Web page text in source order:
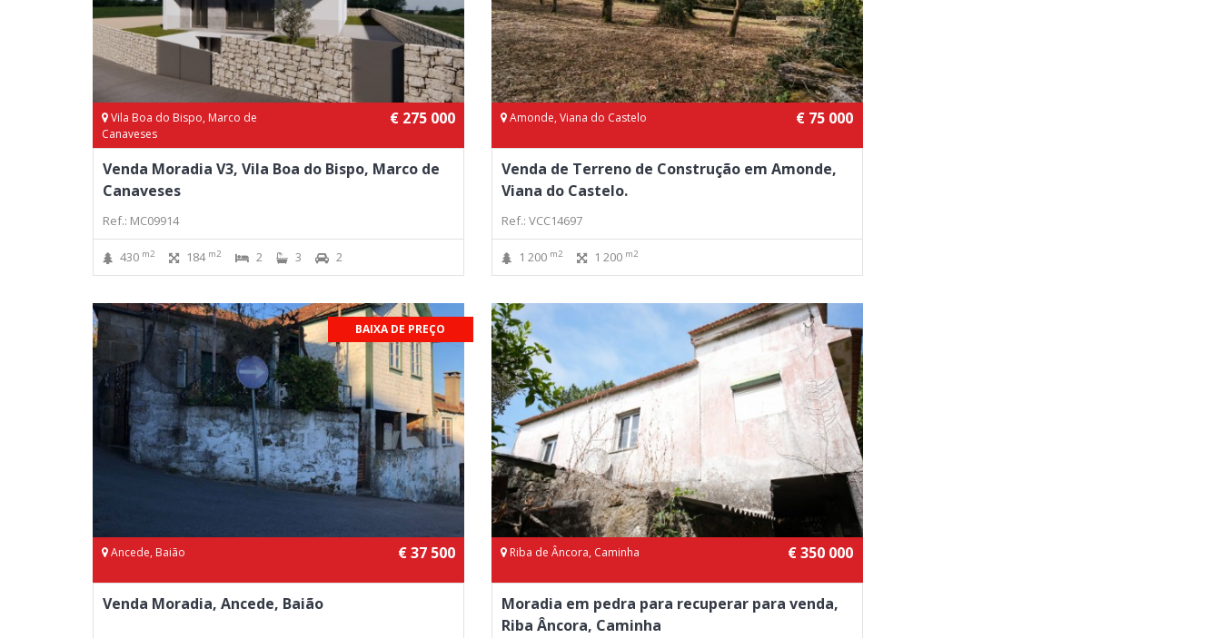
Vila Boa do Bispo, Marco de
Canaveses
€ 275 000
Venda Moradia V3, Vila Boa do Bispo, Marco de
Canaveses
Ref.: MC09914
430 m2 184 m2 2 3 2
Amonde, Viana do Castelo € 75 000
Venda de Terreno de Construção em Amonde,
Viana do Castelo.
Ref.: VCC14697
1 200 m2 1 200 m2
BAIXA DE PREÇO
Ancede, Baião € 37 500
Venda Moradia, Ancede, Baião
Riba de Âncora, Caminha € 350 000
Moradia em pedra para recuperar para venda,
Riba Âncora, Caminha